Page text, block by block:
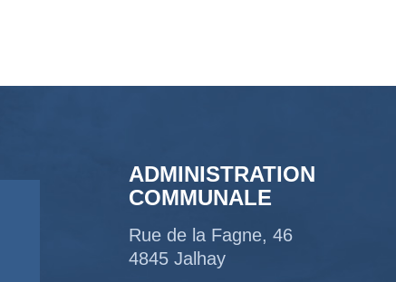
ADMINISTRATION
COMMUNALE
Rue de la Fagne, 46
4845 Jalhay